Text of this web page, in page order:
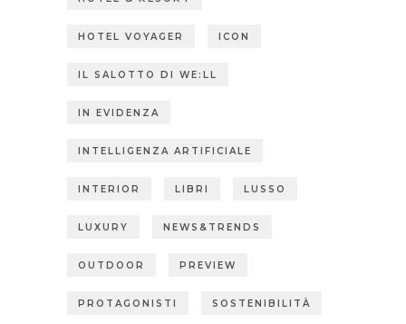
HOTEL VOYAGER ICON
IL SALOTTO DI WE:LL
IN EVIDENZA
INTELLIGENZA ARTIFICIALE
INTERIOR LIBRI LUSSO
LUXURY NEWS&TRENDS
OUTDOOR PREVIEW
PROTAGONISTI SOSTENIBILITÀ